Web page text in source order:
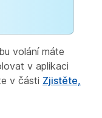
volání máte
v aplikaci
v části Zjistěte,